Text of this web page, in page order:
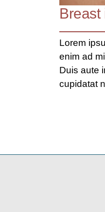
Breast
Lorem
enim ad
Duis aute
cupidatat